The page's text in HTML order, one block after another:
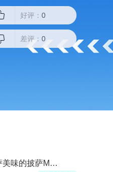
好评： 0
差评： 0
可口的披萨美味的披萨MOD作弊菜单